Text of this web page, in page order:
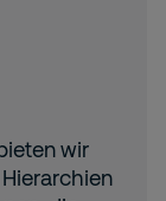
wir